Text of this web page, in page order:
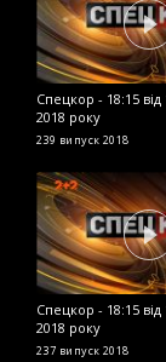
Спецкор - 18:15 від
2018 року
239 випуск 2018
Спецкор - 18:15 від
2018 року
237 випуск 2018